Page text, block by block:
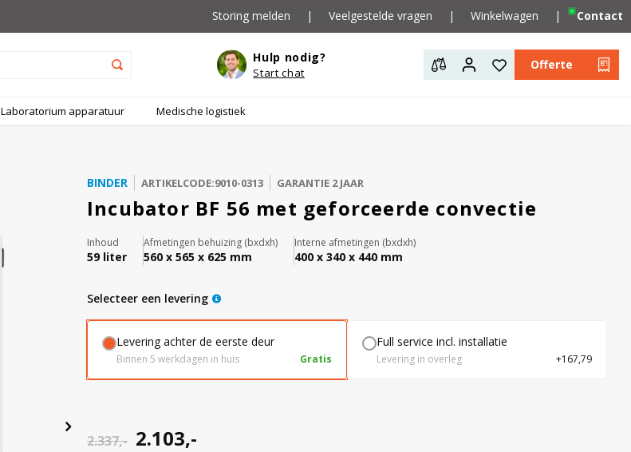
Storing melden | Veelgestelde vragen | Winkelwagen | Contact
Hulp nodig?
Start chat
Offerte
Laboratorium apparatuur Medische logistiek
BINDER ARTIKELCODE:9010-0313 GARANTIE 2 JAAR
Incubator BF 56 met geforceerde convectie
Inhoud
59 liter
Afmetingen behuizing (bxdxh)
560 x 565 x 625 mm
Interne afmetingen (bxdxh)
400 x 340 x 440 mm
Selecteer een levering
Levering achter de eerste deur
Binnen 5 werkdagen in huis Gratis
Full service incl. installatie
Levering in overleg +167,79
2.337,- 2.103,-